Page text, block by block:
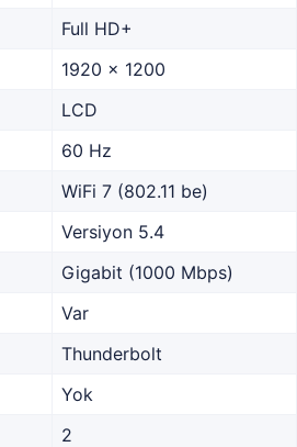
Full HD+
1920 x 1200
LCD
60 Hz
WiFi 7 (802.11 be)
Versiyon 5.4
Gigabit (1000 Mbps)
Var
Thunderbolt
Yok
2